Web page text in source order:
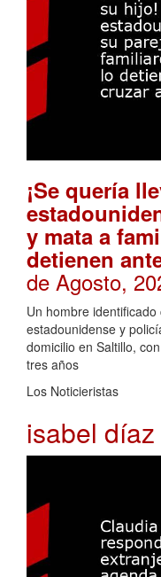
¡Se quería
y mata a
detienen
de Agosto,
Un hombre identificado
estadounidense y
domicilio en Saltillo,
tres años
Los Noticieristas
isabel